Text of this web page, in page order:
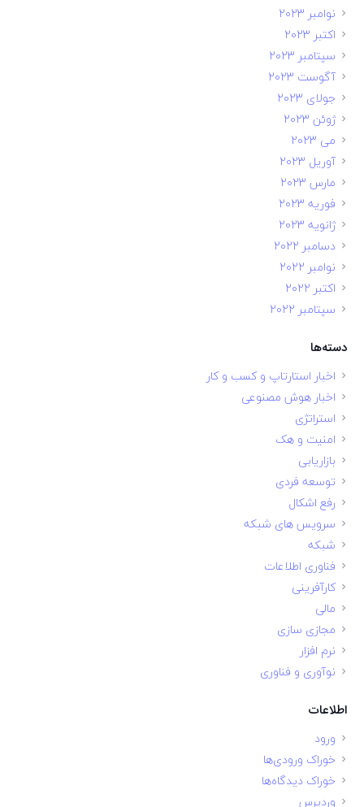
نوامبر 2023
اکتبر 2023
سپتامبر 2023
آگوست 2023
جولای 2023
ژوئن 2023
می 2023
آوریل 2023
مارس 2023
فوریه 2023
ژانویه 2023
دسامبر 2022
نوامبر 2022
اکتبر 2022
سپتامبر 2022
دسته‌ها
اخبار استارتاپ و کسب و کار
اخبار هوش مصنوعی
استراتژی
امنیت و هک
بازاریابی
توسعه فردی
رفع اشکال
سرویس های شبکه
شبکه
فناوری اطلاعات
کارآفرینی
مالی
مجازی سازی
نرم افزار
نوآوری و فناوری
اطلاعات
ورود
خوراک ورودی‌ها
خوراک دیدگاه‌ها
وردپرس